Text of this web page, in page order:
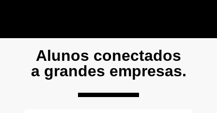
Alunos conectados
a grandes empresas.